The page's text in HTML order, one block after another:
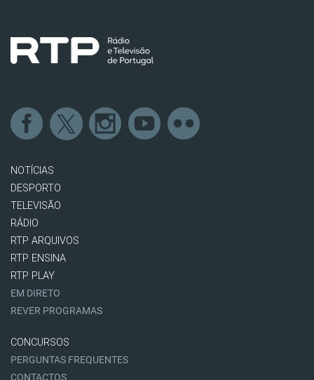
NOTÍCIAS
DESPORTO
TELEVISÃO
RÁDIO
RTP ARQUIVOS
RTP ENSINA
RTP PLAY
EM DIRETO
REVER PROGRAMAS
CONCURSOS
PERGUNTAS FREQUENTES